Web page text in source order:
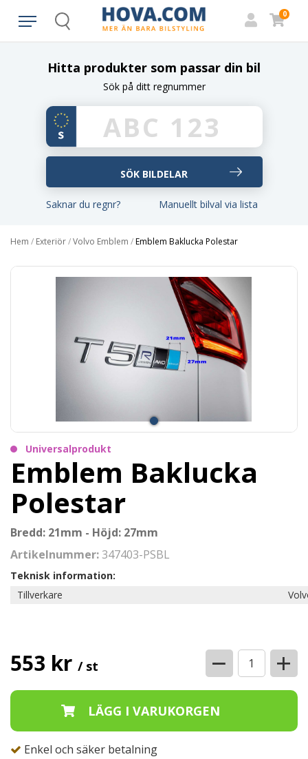
Search
0
Hitta produkter som passar din bil
Sök på ditt regnummer
Saknar du regnr? Manuellt bilval via lista
Hem / Exteriör/Volvo Emblem /Emblem Baklucka Polestar
Universalprodukt
Emblem Baklucka
Polestar
Bredd: 21mm - Höjd: 27mm
Artikelnummer:347403-PSBL
Teknisk information:
Tillverkare
553 kr / st − +
Enkel och säker betalning